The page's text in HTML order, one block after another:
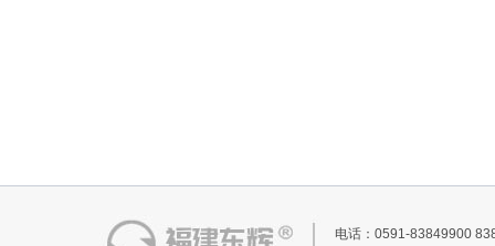
电话：0591-83849900